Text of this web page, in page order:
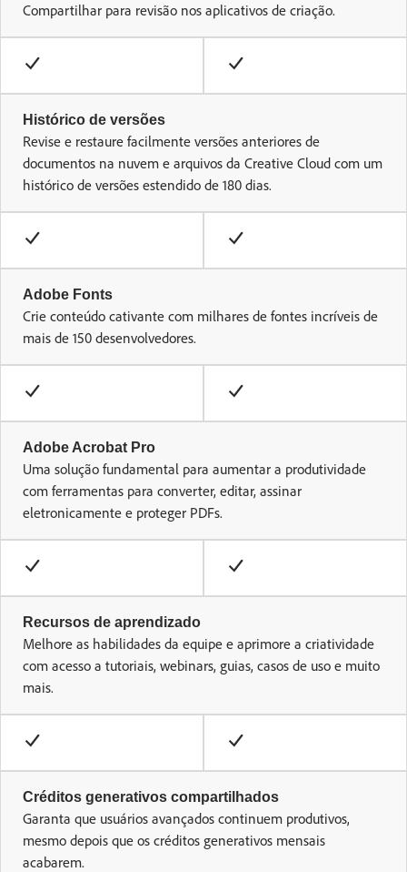
Compartilhar para revisão nos aplicativos de criação.
Histórico de versões
Revise e restaure facilmente versões anteriores de
documentos na nuvem e arquivos da Creative Cloud com um
histórico de versões estendido de 180 dias.
Adobe Fonts
Crie conteúdo cativante com milhares de fontes incríveis de
mais de 150 desenvolvedores.
Adobe Acrobat Pro
Uma solução fundamental para aumentar a produtividade
com ferramentas para converter, editar, assinar
eletronicamente e proteger PDFs.
Recursos de aprendizado
Melhore as habilidades da equipe e aprimore a criatividade
com acesso a tutoriais, webinars, guias, casos de uso e muito
mais.
Créditos generativos compartilhados
Garanta que usuários avançados continuem produtivos,
mesmo depois que os créditos generativos mensais
acabarem.